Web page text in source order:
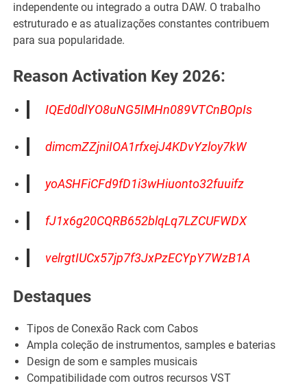
independente ou integrado a outra DAW. O trabalho
estruturado e as atualizações constantes contribuem
para sua popularidade.
Reason Activation Key 2026:
IQEd0dlYO8uNG5IMHn089VTCnBOpIs
dimcmZZjniIOA1rfxejJ4KDvYzloy7kW
yoASHFiCFd9fD1i3wHiuonto32fuuifz
fJ1x6g20CQRB652blqLq7LZCUFWDX
velrgtIUCx57jp7f3JxPzECYpY7WzB1A
Destaques
Tipos de Conexão Rack com Cabos
Ampla coleção de instrumentos, samples e baterias
Design de som e samples musicais
Compatibilidade com outros recursos VST